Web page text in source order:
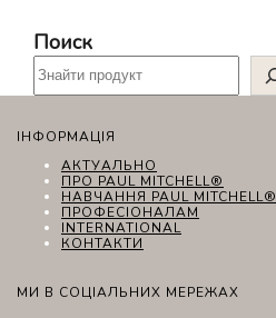
Поиск
ІНФОРМАЦІЯ
АКТУАЛЬНО
ПРО PAUL MITCHELL®
НАВЧАННЯ PAUL MITCHELL®
ПРОФЕСІОНАЛАМ
INTERNATIONAL
КОНТАКТИ
МИ В СОЦІАЛЬНИХ МЕРЕЖАХ